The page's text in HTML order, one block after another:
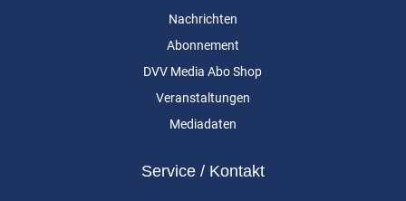
Nachrichten
Abonnement
DVV Media Abo Shop
Veranstaltungen
Mediadaten
Service / Kontakt